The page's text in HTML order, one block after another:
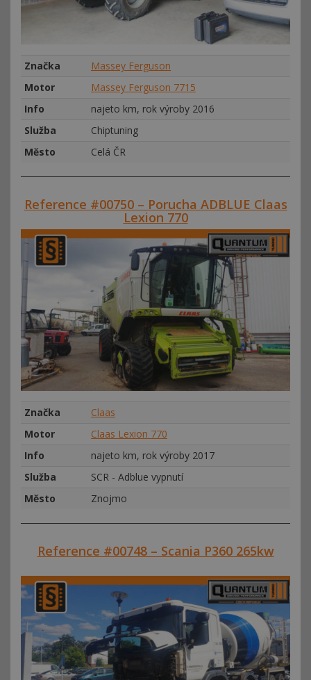
Značka
Massey Ferguson
Motor
Massey Ferguson 7715
Info
najeto km, rok výroby 2016
Služba
Chiptuning
Město
Celá ČR
Reference #00750 – Porucha ADBLUE Claas
Lexion 770
Značka
Claas
Motor
Claas Lexion 770
Info
najeto km, rok výroby 2017
Služba
SCR - Adblue vypnutí
Město
Znojmo
Reference #00748 – Scania P360 265kw